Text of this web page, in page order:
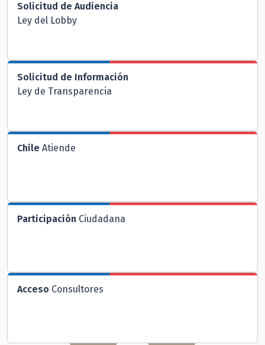
Solicitud de Audiencia
Ley del Lobby
Solicitud de Información
Ley de Transparencia
Chile Atiende
Participación Ciudadana
Acceso Consultores